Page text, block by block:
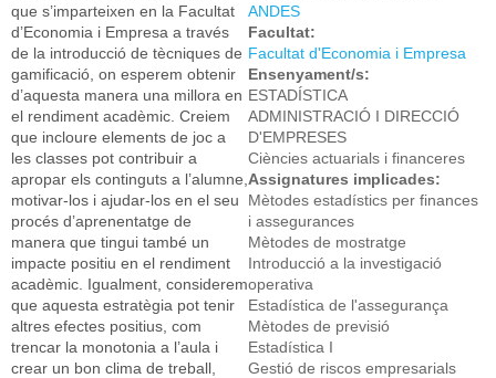
que s’imparteixen en la Facultat
d’Economia i Empresa a través
de la introducció de tècniques de
gamificació, on esperem obtenir
d’aquesta manera una millora en
el rendiment acadèmic. Creiem
que incloure elements de joc a
les classes pot contribuir a
apropar els continguts a l’alumne,
motivar-los i ajudar-los en el seu
procés d’aprenentatge de
manera que tingui també un
impacte positiu en el rendiment
acadèmic. Igualment, considerem
que aquesta estratègia pot tenir
altres efectes positius, com
trencar la monotonia a l’aula i
crear un bon clima de treball,
ANDES
Facultat:
Facultat d'Economia i Empresa
Ensenyament/s:
ESTADÍSTICA
ADMINISTRACIÓ I DIRECCIÓ
D'EMPRESES
Ciències actuarials i financeres
Assignatures implicades:
Mètodes estadístics per finances
i assegurances
Mètodes de mostratge
Introducció a la investigació
operativa
Estadística de l'assegurança
Mètodes de previsió
Estadística I
Gestió de riscos empresarials